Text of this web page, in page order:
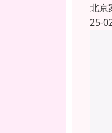
北京
25-